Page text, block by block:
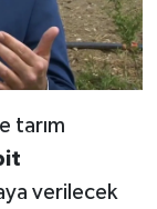
tarım
verilecek